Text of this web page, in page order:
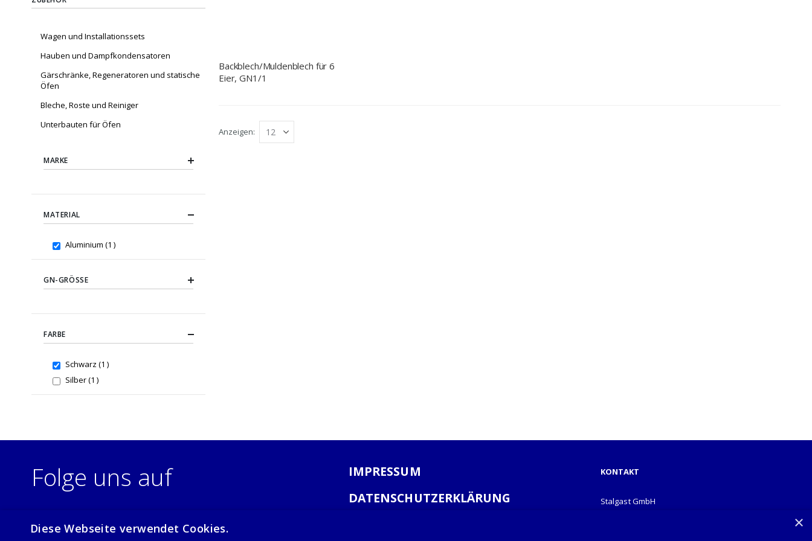
Backblech/Muldenblech für 6
Eier, GN1/1
Anzeigen
Wagen und Installationssets
Hauben und Dampfkondensatoren
Gärschränke, Regeneratoren und statische
Öfen
Bleche, Roste und Reiniger
Unterbauten für Öfen
MARKE
MATERIAL
Aluminium 1 item
GN-GRÖSSE
FARBE
Schwarz 1 item
Silber 1 item
Folge uns auf
IMPRESSUM
DATENSCHUTZERKLÄRUNG
KONTAKT
Stalgast GmbH
×
Diese Webseite verwendet Cookies.